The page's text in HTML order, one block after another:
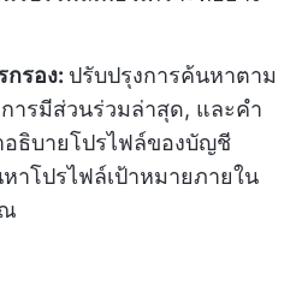
กรอง: ปรับปรุงการค้นหาตาม
ารมีส่วนร่วมล่าสุด, และคำ
ธิบายโปรไฟล์ของบัญชี
าโปรไฟล์เป้าหมายภายใน